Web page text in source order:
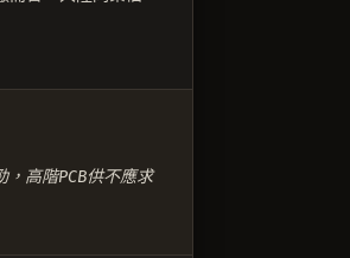
高階PCB供不應求